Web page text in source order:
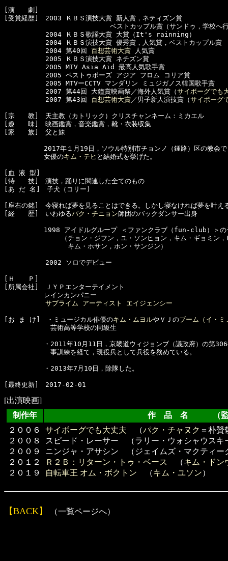
[演　　劇]
[受賞経歴]　2003 ＫＢＳ演技大賞 新人賞，ネティズン賞
ベストカップル賞（サンドゥ，学校へ行こ
  　　　　　2004 ＫＢＳ歌謡大賞 大賞（It's rainning）
  　　　　　2004 ＫＢＳ演技大賞 優秀賞，人気賞，ベストカップル賞
  　　　　　2004 第40回
百想芸術大賞 人気賞
  　　　　　2005 ＫＢＳ演技大賞 ネチズン賞
  　　　　　2005 MTV Asia Aid 最高人気歌手賞
  　　　　　2005 ペストゥポーズ アジア フロム コリア賞
  　　　　　2005 MTVーCCTV マンダリン ミュジガノス韓国歌手賞
  　　　　　2007 第44回 大鐘賞映画祭／海外人気賞（
サイボーグでも
  　　　　　2007 第43回
百想芸術大賞／男子新人演技賞（サイボーグ
[宗　　教]　天主教（カトリック）クリスチャンネーム：ミカエル
[趣　　味]　映画鑑賞，音楽鑑賞，靴・衣装収集
[家　　族]　父と妹
2017年１月19日，ソウル特別市チョンノ（鍾路）区の教会で
女優のキム・テヒ と結婚式を挙げた。
[血 液 型]
[特　　技]　演技，踊りに関連した全てのもの
[あ だ 名]　子犬（コリー)
[座右の銘]　今寝れば夢を見ることはできる。しかし寝なければ夢を叶え
[経　　歴]　いわゆるパク・チニョン師団のバックダンサー出身
1998 アイドルグループ ＜ファンクラブ（fun-club）＞のラ
（チョン・ジフン，ユ・ソンヒョン，キム・ギョミン，
キム・ホサン，ホン・サンジン）
  　　　　　2002 ソロでデビュー
[Ｈ　　Ｐ]
[所属会社]　ＪＹＰエンターテイメント
レインカンパニー
サブライム アーティスト エイジェンシー
[お ま け]　・ミュージカル俳優のキム・ムヨルやＶＪのブーム（イ・ミ
芸術高等学校の同級生
・2011年10月11日，京畿道ウィジョンブ（議政府）の第306補
事訓練を経て，現役兵として兵役を務めている。
・2013年7月10日，除隊した。
[出演映画]
制作年
作 品 名 （監
２００６
２００８
２００９
２０１２
２０１９
サイボーグでも大丈夫 （パク・チャヌク ＝朴贊
スピード・レーサー （ラリー・ウォシャウスキ
ニンジャ・アサシン （ジェイムズ・マクティー
Ｒ２Ｂ：リターン・トゥ・ベース
（キム・ドン
自転車王 オム・ボクトン （キム・ユソン）
【BACK】 （一覧ページへ）